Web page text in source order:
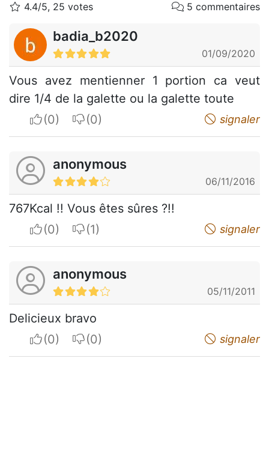
4.4/5, 25 votes 5 commentaires
badia_b2020
01/09/2020
Vous avez mentienner 1 portion ca veut
dire 1/4 de la galette ou la galette toute
I apreciateI do not appreciate signaler
anonymous
06/11/2016
767Kcal !! Vous êtes sûres ?!!
I apreciateI do not appreciate signaler
anonymous
05/11/2011
Delicieux bravo
I apreciateI do not appreciate signaler